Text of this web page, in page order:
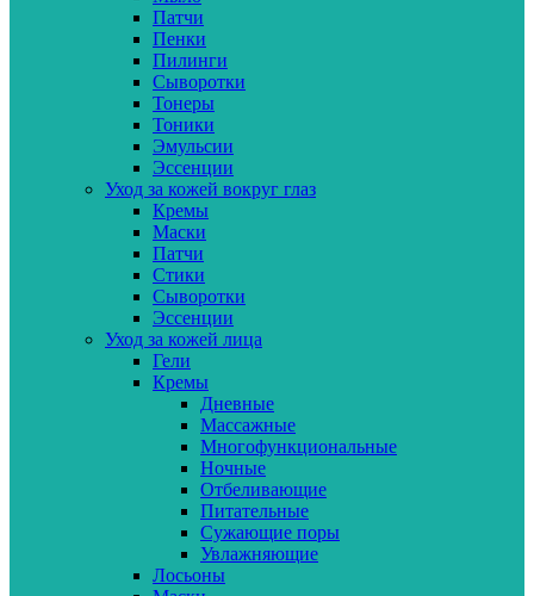
Патчи
Пенки
Пилинги
Сыворотки
Тонеры
Тоники
Эмульсии
Эссенции
Уход за кожей вокруг глаз
Кремы
Маски
Патчи
Стики
Сыворотки
Эссенции
Уход за кожей лица
Гели
Кремы
Дневные
Массажные
Многофункциональные
Ночные
Отбеливающие
Питательные
Сужающие поры
Увлажняющие
Лосьоны